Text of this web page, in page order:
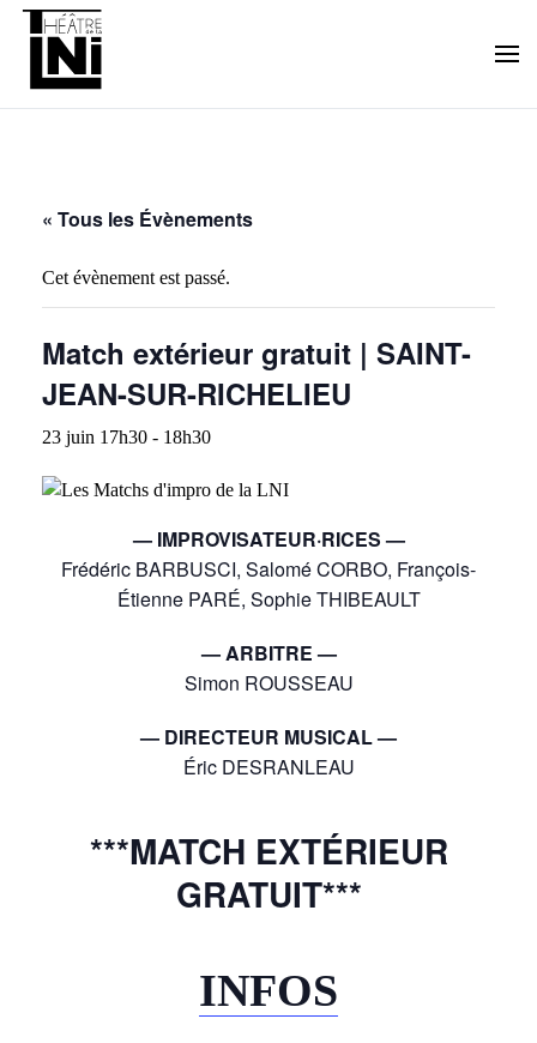
Skip to main content
« Tous les Évènements
Cet évènement est passé.
Match extérieur gratuit | SAINT-
JEAN-SUR-RICHELIEU
23 juin 17h30 - 18h30
— IMPROVISATEUR·RICES —
Frédéric BARBUSCI, Salomé CORBO, François-
Étienne PARÉ, Sophie THIBEAULT
— ARBITRE —
Simon ROUSSEAU
— DIRECTEUR MUSICAL —
Éric DESRANLEAU
***MATCH EXTÉRIEUR
GRATUIT***
INFOS